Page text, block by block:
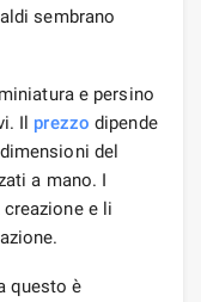
sembrano
e persino
Il prezzo dipende
del
a mano. I
e li
questo è